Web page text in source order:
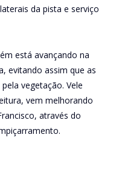
da pista e serviço
está avançando na
evitando assim que as
vegetação. Vele
vem melhorando
através do